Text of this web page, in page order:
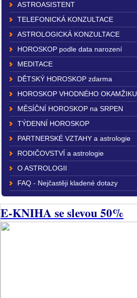
ASTROASISTENT
TELEFONICKÁ KONZULTACE
ASTROLOGICKÁ KONZULTACE
HOROSKOP podle data narození
MEDITACE
DĚTSKÝ HOROSKOP zdarma
HOROSKOP VHODNÉHO OKAMŽIKU
MĚSÍČNÍ HOROSKOP na SRPEN
TÝDENNÍ HOROSKOP
PARTNERSKÉ VZTAHY a astrologie
RODIČOVSTVÍ a astrologie
O ASTROLOGII
FAQ - Nejčastěji kladené dotazy
E-KNIHA se slevou 50%